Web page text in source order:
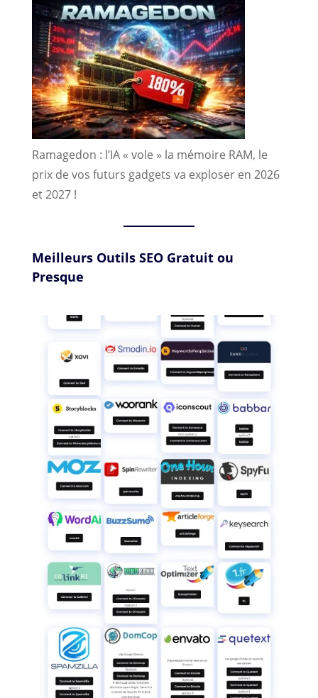
Ramagedon : l’IA « vole » la mémoire RAM, le
prix de vos futurs gadgets va exploser en 2026
et 2027 !
Meilleurs Outils SEO Gratuit ou
Presque